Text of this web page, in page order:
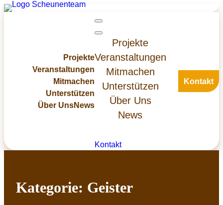
Zum
Projekte
Veranstaltungen
Mitmachen
Unterstützen
Über UnsNews
Projekte
Veranstaltungen
Mitmachen
Unterstützen
Über Uns
News
Kontakt
Kontakt
Kategorie: Geister